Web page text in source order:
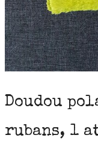
Doudou
rubans, 1